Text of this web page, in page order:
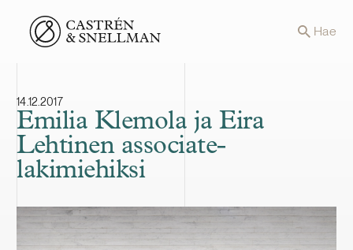
Front page Hae
14.12.2017
Emilia Klemola ja Eira
Lehtinen associate-
lakimiehiksi